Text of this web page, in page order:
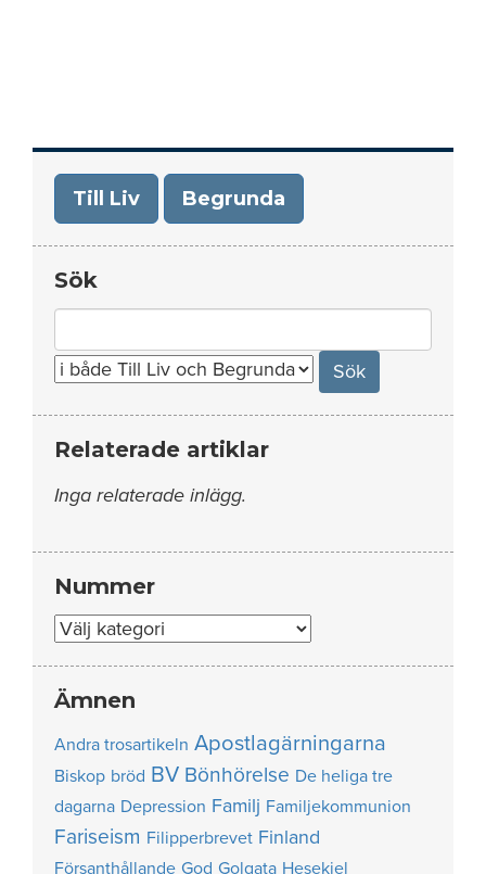
Till Liv Begrunda
Sök
for:
Relaterade artiklar
Inga relaterade inlägg.
Nummer
Nummer
Ämnen
Andra trosartikeln Apostlagärningarna
Biskop bröd BV Bönhörelse De heliga tre
dagarna Depression Familj Familjekommunion
Fariseism Filipperbrevet Finland
Försanthållande God Golgata Hesekiel